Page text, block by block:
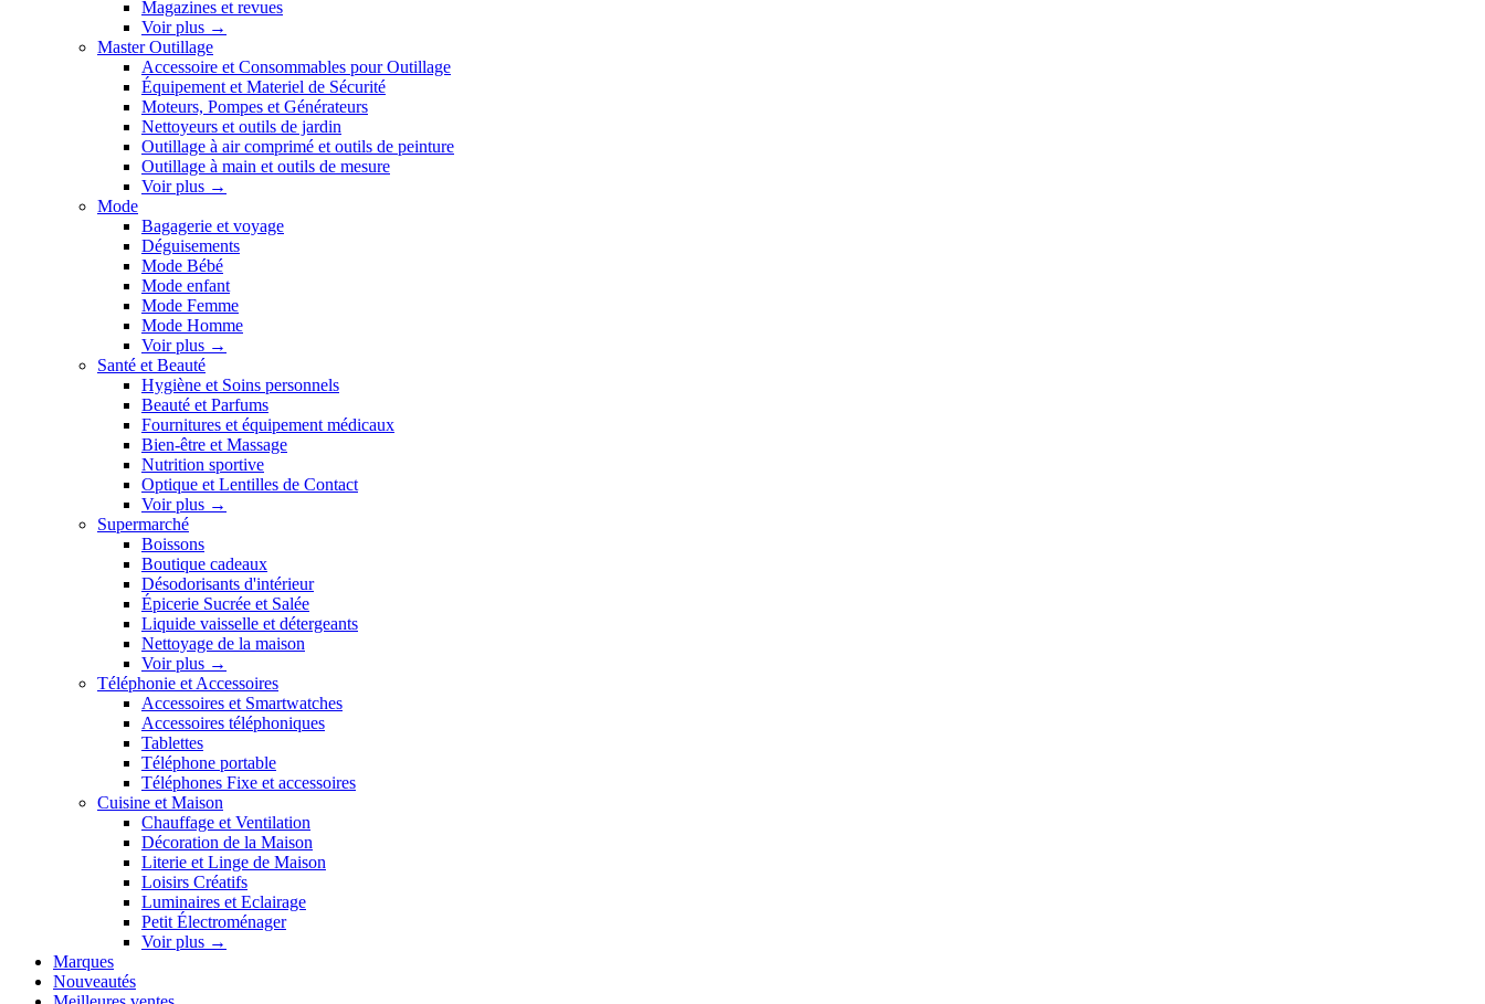
Magazines et revues
Voir plus →
Master Outillage
Accessoire et Consommables pour Outillage
Équipement et Materiel de Sécurité
Moteurs, Pompes et Générateurs
Nettoyeurs et outils de jardin
Outillage à air comprimé et outils de peinture
Outillage à main et outils de mesure
Voir plus →
Mode
Bagagerie et voyage
Déguisements
Mode Bébé
Mode enfant
Mode Femme
Mode Homme
Voir plus →
Santé et Beauté
Hygiène et Soins personnels
Beauté et Parfums
Fournitures et équipement médicaux
Bien-être et Massage
Nutrition sportive
Optique et Lentilles de Contact
Voir plus →
Supermarché
Boissons
Boutique cadeaux
Désodorisants d'intérieur
Épicerie Sucrée et Salée
Liquide vaisselle et détergeants
Nettoyage de la maison
Voir plus →
Téléphonie et Accessoires
Accessoires et Smartwatches
Accessoires téléphoniques
Tablettes
Téléphone portable
Téléphones Fixe et accessoires
Cuisine et Maison
Chauffage et Ventilation
Décoration de la Maison
Literie et Linge de Maison
Loisirs Créatifs
Luminaires et Eclairage
Petit Électroménager
Voir plus →
Marques
Nouveautés